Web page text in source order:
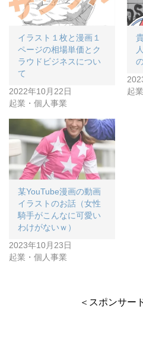
イラスト１枚と漫画１
ページの相場単価とク
ラウドビジネスについ
て
2022年10月22日
起業・個人事業
起
某YouTube漫画の動画
イラストのお話（女性
騎手がこんなに可愛い
わけがないｗ）
2023年10月23日
起業・個人事業
＜スポンサー